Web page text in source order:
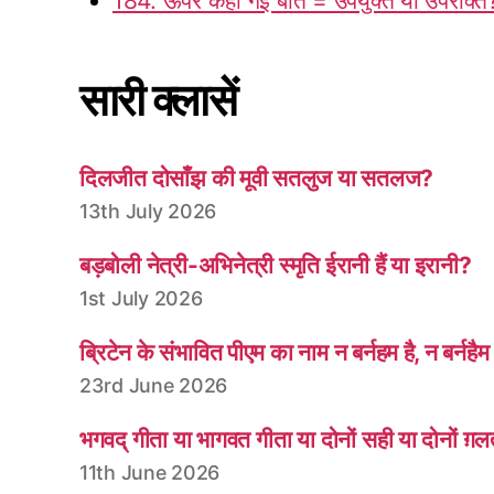
सारी क्लासें
दिलजीत दोसाँझ की मूवी सतलुज या सतलज?
13th July 2026
बड़बोली नेत्री-अभिनेत्री स्मृति ईरानी हैं या इरानी?
1st July 2026
ब्रिटेन के संभावित पीएम का नाम न बर्नहम है, न बर्नहैम
23rd June 2026
भगवद् गीता या भागवत गीता या दोनों सही या दोनों
11th June 2026